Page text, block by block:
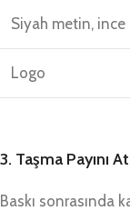
Siyah metin, ince
Logo
3. Taşma Payını
Baskı sonrasında